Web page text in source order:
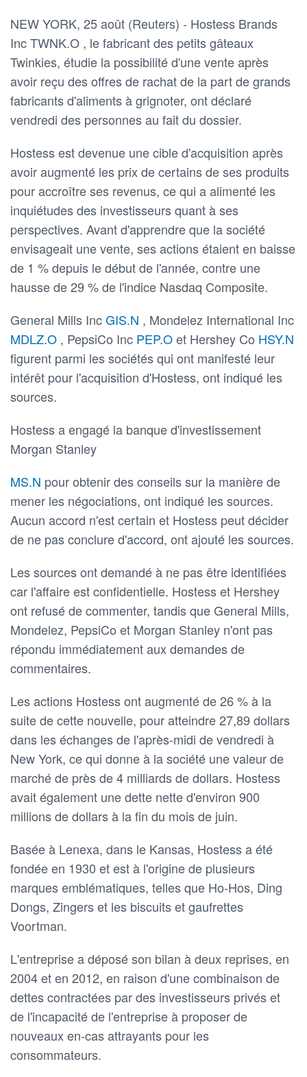
NEW YORK, 25 août (Reuters) - Hostess Brands
Inc TWNK.O , le fabricant des petits gâteaux
Twinkies, étudie la possibilité d'une vente après
avoir reçu des offres de rachat de la part de grands
fabricants d'aliments à grignoter, ont déclaré
vendredi des personnes au fait du dossier.
Hostess est devenue une cible d'acquisition après
avoir augmenté les prix de certains de ses produits
pour accroître ses revenus, ce qui a alimenté les
inquiétudes des investisseurs quant à ses
perspectives. Avant d'apprendre que la société
envisageait une vente, ses actions étaient en baisse
de 1 % depuis le début de l'année, contre une
hausse de 29 % de l'indice Nasdaq Composite.
General Mills IncGIS.N , Mondelez International Inc
MDLZ.O , PepsiCo Inc PEP.Oet Hershey Co HSY.N
figurent parmi les sociétés qui ont manifesté leur
intérêt pour l'acquisition d'Hostess, ont indiqué les
sources.
Hostess a engagé la banque d'investissement
Morgan Stanley
MS.N pour obtenir des conseils sur la manière de
mener les négociations, ont indiqué les sources.
Aucun accord n'est certain et Hostess peut décider
de ne pas conclure d'accord, ont ajouté les sources.
Les sources ont demandé à ne pas être identifiées
car l'affaire est confidentielle. Hostess et Hershey
ont refusé de commenter, tandis que General Mills,
Mondelez, PepsiCo et Morgan Stanley n'ont pas
répondu immédiatement aux demandes de
commentaires.
Les actions Hostess ont augmenté de 26 % à la
suite de cette nouvelle, pour atteindre 27,89 dollars
dans les échanges de l'après-midi de vendredi à
New York, ce qui donne à la société une valeur de
marché de près de 4 milliards de dollars. Hostess
avait également une dette nette d'environ 900
millions de dollars à la fin du mois de juin.
Basée à Lenexa, dans le Kansas, Hostess a été
fondée en 1930 et est à l'origine de plusieurs
marques emblématiques, telles que Ho-Hos, Ding
Dongs, Zingers et les biscuits et gaufrettes
Voortman.
L'entreprise a déposé son bilan à deux reprises, en
2004 et en 2012, en raison d'une combinaison de
dettes contractées par des investisseurs privés et
de l'incapacité de l'entreprise à proposer de
nouveaux en-cas attrayants pour les
consommateurs.